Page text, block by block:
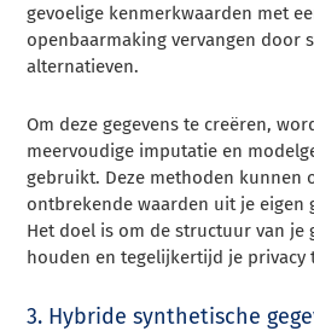
gevoelige kenmerkwaarden met
openbaarmaking vervangen door
alternatieven.
Om deze gegevens te creëren,
meervoudige imputatie en
gebruikt. Deze methoden kunnen
ontbrekende waarden uit je eigen
Het doel is om de structuur van je
houden en tegelijkertijd je privacy
3. Hybride synthetische